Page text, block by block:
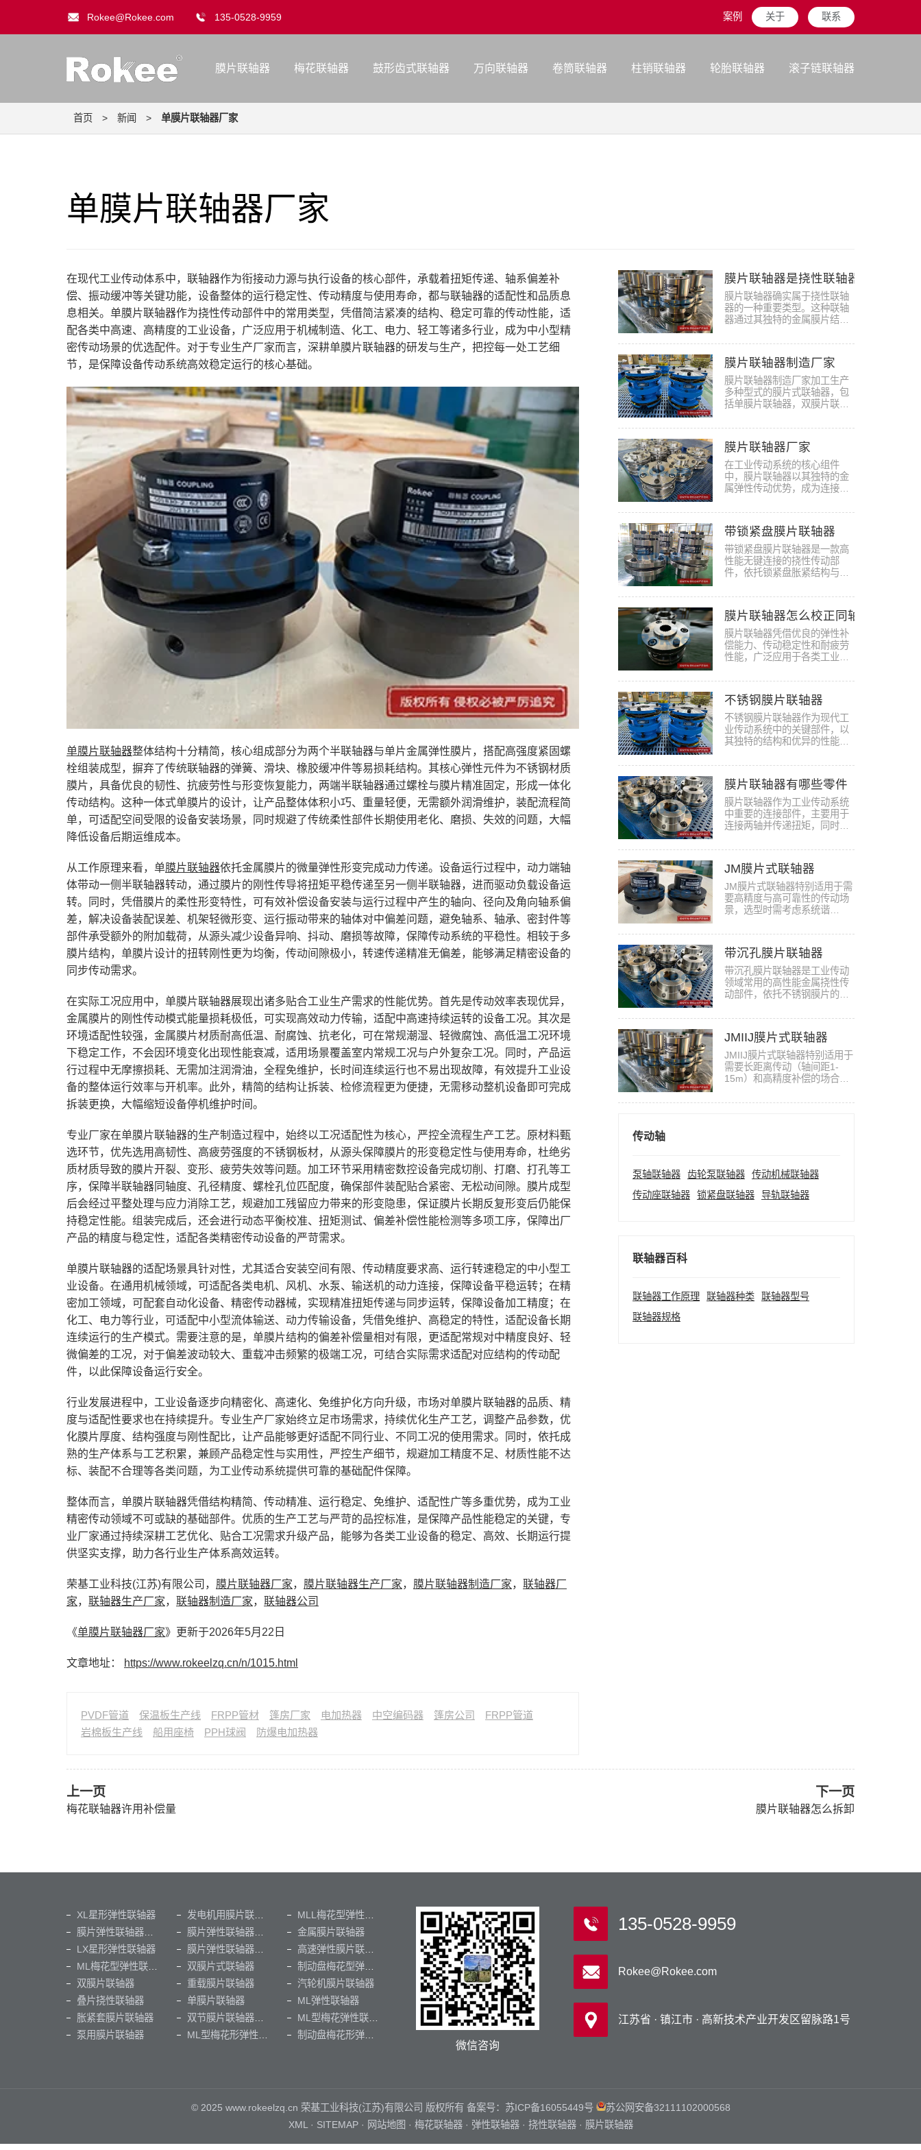
Rokee@Rokee.com 135-0528-9959 案例 关于 联系
膜片联轴器 梅花联轴器 鼓形齿式联轴器 万向联轴器 卷筒联轴器 柱销联轴器 轮胎联轴器 滚子链联轴器
首页 > 新闻 > 单膜片联轴器厂家
单膜片联轴器厂家
在现代工业传动体系中，联轴器作为衔接动力源与执行设备的核心部件，承载着扭矩传递、轴系偏差补
偿、振动缓冲等关键功能，设备整体的运行稳定性、传动精度与使用寿命，都与联轴器的适配性和品质息
息相关。单膜片联轴器作为挠性传动部件中的常用类型，凭借简洁紧凑的结构、稳定可靠的传动性能，适
配各类中高速、高精度的工业设备，广泛应用于机械制造、化工、电力、轻工等诸多行业，成为中小型精
密传动场景的优选配件。对于专业生产厂家而言，深耕单膜片联轴器的研发与生产，把控每一处工艺细
节，是保障设备传动系统高效稳定运行的核心基础。
单膜片联轴器整体结构十分精简，核心组成部分为两个半联轴器与单片金属弹性膜片，搭配高强度紧固螺
栓组装成型，摒弃了传统联轴器的弹簧、滑块、橡胶缓冲件等易损耗结构。其核心弹性元件为不锈钢材质
膜片，具备优良的韧性、抗疲劳性与形变恢复能力，两端半联轴器通过螺栓与膜片精准固定，形成一体化
传动结构。这种一体式单膜片的设计，让产品整体体积小巧、重量轻便，无需额外润滑维护，装配流程简
单，可适配空间受限的设备安装场景，同时规避了传统柔性部件长期使用老化、磨损、失效的问题，大幅
降低设备后期运维成本。
从工作原理来看，单膜片联轴器依托金属膜片的微量弹性形变完成动力传递。设备运行过程中，动力端轴
体带动一侧半联轴器转动，通过膜片的刚性传导将扭矩平稳传递至另一侧半联轴器，进而驱动负载设备运
转。同时，凭借膜片的柔性形变特性，可有效补偿设备安装与运行过程中产生的轴向、径向及角向轴系偏
差，解决设备装配误差、机架轻微形变、运行振动带来的轴体对中偏差问题，避免轴系、轴承、密封件等
部件承受额外的附加载荷，从源头减少设备异响、抖动、磨损等故障，保障传动系统的平稳性。相较于多
膜片结构，单膜片设计的扭转刚性更为均衡，传动间隙极小，转速传递精准无偏差，能够满足精密设备的
同步传动需求。
在实际工况应用中，单膜片联轴器展现出诸多贴合工业生产需求的性能优势。首先是传动效率表现优异，
金属膜片的刚性传动模式能量损耗极低，可实现高效动力传输，适配中高速持续运转的设备工况。其次是
环境适配性较强，金属膜片材质耐高低温、耐腐蚀、抗老化，可在常规潮湿、轻微腐蚀、高低温工况环境
下稳定工作，不会因环境变化出现性能衰减，适用场景覆盖室内常规工况与户外复杂工况。同时，产品运
行过程中无摩擦损耗、无需加注润滑油，全程免维护，长时间连续运行也不易出现故障，有效提升工业设
备的整体运行效率与开机率。此外，精简的结构让拆装、检修流程更为便捷，无需移动整机设备即可完成
拆装更换，大幅缩短设备停机维护时间。
专业厂家在单膜片联轴器的生产制造过程中，始终以工况适配性为核心，严控全流程生产工艺。原材料甄
选环节，优先选用高韧性、高疲劳强度的不锈钢板材，从源头保障膜片的形变稳定性与使用寿命，杜绝劣
质材质导致的膜片开裂、变形、疲劳失效等问题。加工环节采用精密数控设备完成切削、打磨、打孔等工
序，保障半联轴器同轴度、孔径精度、螺栓孔位匹配度，确保部件装配贴合紧密、无松动间隙。膜片成型
后会经过平整处理与应力消除工艺，规避加工残留应力带来的形变隐患，保证膜片长期反复形变后仍能保
持稳定性能。组装完成后，还会进行动态平衡校准、扭矩测试、偏差补偿性能检测等多项工序，保障出厂
产品的精度与稳定性，适配各类精密传动设备的严苛需求。
单膜片联轴器的适配场景具针对性，尤其适合安装空间有限、传动精度要求高、运行转速稳定的中小型工
业设备。在通用机械领域，可适配各类电机、风机、水泵、输送机的动力连接，保障设备平稳运转；在精
密加工领域，可配套自动化设备、精密传动器械，实现精准扭矩传递与同步运转，保障设备加工精度；在
化工、电力等行业，可适配中小型流体输送、动力传输设备，凭借免维护、高稳定的特性，适配设备长期
连续运行的生产模式。需要注意的是，单膜片结构的偏差补偿量相对有限，更适配常规对中精度良好、轻
微偏差的工况，对于偏差波动较大、重载冲击频繁的极端工况，可结合实际需求适配对应结构的传动配
件，以此保障设备运行安全。
行业发展进程中，工业设备逐步向精密化、高速化、免维护化方向升级，市场对单膜片联轴器的品质、精
度与适配性要求也在持续提升。专业生产厂家始终立足市场需求，持续优化生产工艺，调整产品参数，优
化膜片厚度、结构强度与刚性配比，让产品能够更好适配不同行业、不同工况的使用需求。同时，依托成
熟的生产体系与工艺积累，兼顾产品稳定性与实用性，严控生产细节，规避加工精度不足、材质性能不达
标、装配不合理等各类问题，为工业传动系统提供可靠的基础配件保障。
整体而言，单膜片联轴器凭借结构精简、传动精准、运行稳定、免维护、适配性广等多重优势，成为工业
精密传动领域不可或缺的基础部件。优质的生产工艺与严苛的品控标准，是保障产品性能稳定的关键，专
业厂家通过持续深耕工艺优化、贴合工况需求升级产品，能够为各类工业设备的稳定、高效、长期运行提
供坚实支撑，助力各行业生产体系高效运转。
荣基工业科技(江苏)有限公司， 膜片联轴器厂家， 膜片联轴器生产厂家， 膜片联轴器制造厂家， 联轴器厂
家， 联轴器生产厂家， 联轴器制造厂家， 联轴器公司
《单膜片联轴器厂家》更新于2026年5月22日
文章地址： https://www.rokeelzq.cn/n/1015.html
PVDF管道 保温板生产线 FRPP管材 篷房厂家 电加热器 中空编码器 篷房公司
FRPP管道
岩棉板生产线
船用座椅 PPH球阀 防爆电加热器
膜片联轴器是挠性联轴器吗
膜片联轴器确实属于挠性联轴
器的一种重要类型。这种联轴
器通过其独特的金属膜片结构
膜片联轴器制造厂家
膜片联轴器制造厂家加工生产
多种型式的膜片式联轴器，包
括单膜片联轴器，双膜片联轴
膜片联轴器厂家
在工业传动系统的核心组件
中，膜片联轴器以其独特的金
属弹性传动优势，成为连接动
带锁紧盘膜片联轴器
带锁紧盘膜片联轴器是一款高
性能无键连接的挠性传动部
件，依托锁紧盘胀紧结构与金
膜片联轴器怎么校正同轴度
膜片联轴器凭借优良的弹性补
偿能力、传动稳定性和耐疲劳
性能，广泛应用于各类工业传
不锈钢膜片联轴器
不锈钢膜片联轴器作为现代工
业传动系统中的关键部件，以
其独特的结构和优异的性能在
膜片联轴器有哪些零件
膜片联轴器作为工业传动系统
中重要的连接部件，主要用于
连接两轴并传递扭矩，同时依
JM膜片式联轴器
JM膜片式联轴器特别适用于需
要‌高精度‌与‌高可靠性‌的传动场
景，选型时需考虑系统谐…
带沉孔膜片联轴器
带沉孔膜片联轴器是工业传动
领域常用的高性能金属挠性传
动部件，依托不锈钢膜片的弹
JMIIJ膜片式联轴器
JMIIJ膜片式联轴器特别适用于
需要‌长距离传动‌（轴间距1-
15m）和‌高精度补偿‌的场合…
传动轴
泵轴联轴器 齿轮泵联轴器
传动机械联轴器
传动座联轴器
锁紧盘联轴器 导轨联轴器
联轴器百科
联轴器工作原理 联轴器种类
联轴器型号
联轴器规格
上一页
梅花联轴器许用补偿量
下一页
膜片联轴器怎么拆卸
XL星形弹性联轴器
金属膜片联轴器
LX星形弹性联轴器
双膜片式联轴器
双膜片联轴器
重载膜片联轴器
汽轮机膜片联轴器
叠片挠性联轴器
单膜片联轴器
ML弹性联轴器
胀紧套膜片联轴器
泵用膜片联轴器
微信咨询
135-0528-9959
Rokee@Rokee.com
江苏省 · 镇江市 · 高新技术产业开发区留脉路1号
© 2025 www.rokeelzq.cn 荣基工业科技(江苏)有限公司 版权所有 备案号： 苏ICP备16055449号
苏公网安备32111102000568
XML · SITEMAP · 网站地图 · 梅花联轴器 · 弹性联轴器 · 挠性联轴器 · 膜片联轴器